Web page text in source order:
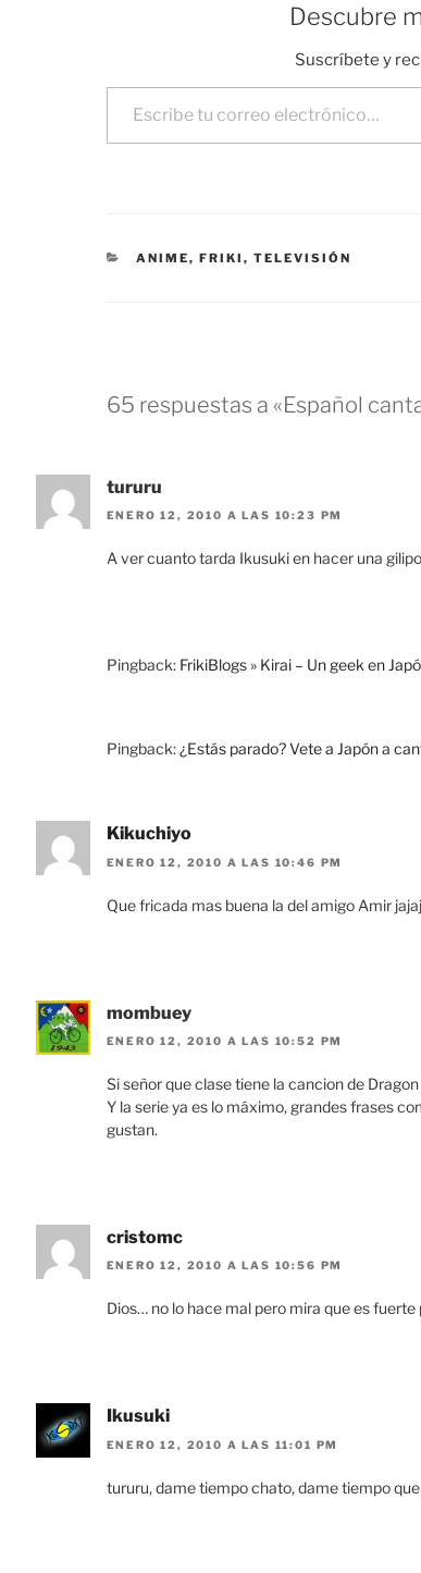
Descubre
Suscríbete y
Escribe tu correo electrónico…
CATEGORÍAS
ANIME, FRIKI , TELEVISIÓN
65 respuestas a «Español
tururu
ENERO 12, 2010 A LAS 10:23 PM
A ver cuanto tarda Ikusuki en hacer una
Pingback: FrikiBlogs » Kirai – Un geek en
Pingback:¿Estás parado? Vete a Japón a
Kikuchiyo
ENERO 12, 2010 A LAS 10:46 PM
Que fricada mas buena la del amigo Amir
mombuey
ENERO 12, 2010 A LAS 10:52 PM
Si señor que clase tiene la cancion de
Y la serie ya es lo máximo, grandes frases
gustan.
cristomc
ENERO 12, 2010 A LAS 10:56 PM
Dios… no lo hace mal pero mira que es fuerte
Ikusuki
ENERO 12, 2010 A LAS 11:01 PM
tururu, dame tiempo chato, dame tiempo